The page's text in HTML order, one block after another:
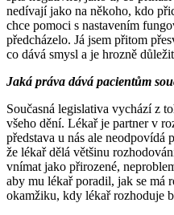
nedívají jako na někoho, kdo
chce pomoci s nastavením
předcházelo. Já jsem přitom
co dává smysl a je hrozně
Jaká práva dává pacientům
Současná legislativa vychází z
všeho dění. Lékař je partner v
představa u nás ale neodpovídá
že lékař dělá většinu
vnímat jako přirozené,
aby mu lékař poradil, jak se má
okamžiku, kdy lékař rozhoduje